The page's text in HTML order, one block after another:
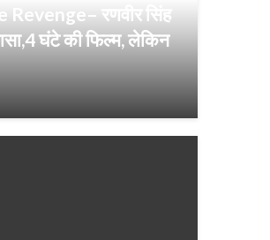
रणवीर सिंह
घंटे की फिल्म, लेकिन